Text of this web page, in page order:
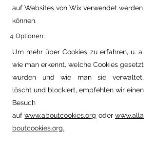
auf Websites von Wix verwendet werden
können.
4. Optionen:
Um mehr über Cookies zu erfahren, u. a.
wie man erkennt, welche Cookies gesetzt
wurden und wie man sie verwaltet,
löscht und blockiert, empfehlen wir einen
Besuch
aufwww.aboutcookies.org oderwww.alla
boutcookies.org.